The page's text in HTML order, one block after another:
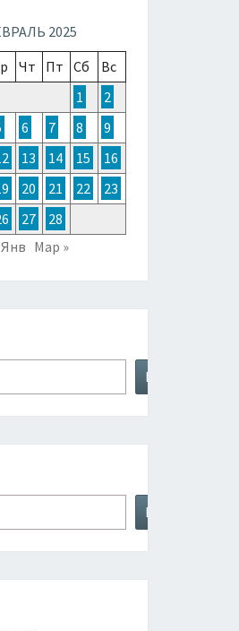
2025
Чт Пт Сб
Вс
1
2
6 7 8
9
13 14 15
16
20 21 22
23
27
28
Янв Мар »
Поиск
Поиск